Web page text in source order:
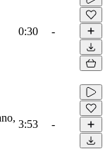
0:30 -
3:53 -